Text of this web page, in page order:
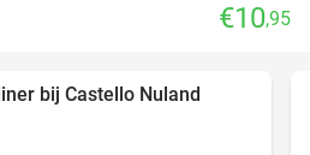
€10,95
bij Castello Nuland